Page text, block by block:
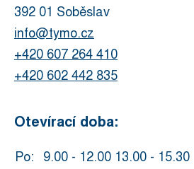
392 01 Soběslav
info@tymo.cz
+420 607 264 410
+420 602 442 835
Otevírací doba:
Po: 9.00 - 12.00 13.00 - 15.30